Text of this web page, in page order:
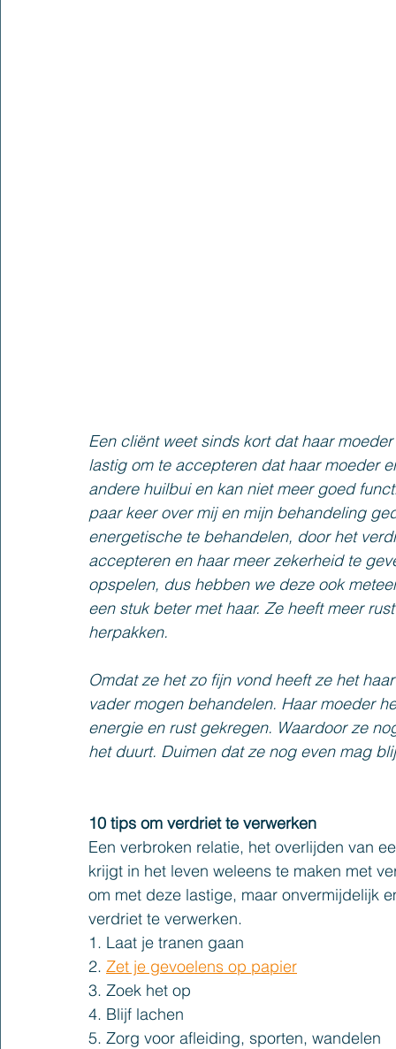
Een cliënt weet sinds kort dat haar
lastig om te accepteren dat haar moeder
andere huilbui en kan niet meer goed
paar keer over mij en mijn behandeling
energetische te behandelen, door het
accepteren en haar meer zekerheid te
opspelen, dus hebben we deze ook
een stuk beter met haar. Ze heeft meer
herpakken.
Omdat ze het zo fijn vond heeft ze het
vader mogen behandelen. Haar moeder
energie en rust gekregen. Waardoor ze
het duurt. Duimen dat ze nog even mag
10 tips om verdriet te verwerken
Een verbroken relatie, het overlijden van
krijgt in het leven weleens te maken met
om met deze lastige, maar onvermijdelijk
verdriet te verwerken.
1. Laat je tranen gaan
2. Zet je gevoelens op papier
3. Zoek het op
4. Blijf lachen
5. Zorg voor afleiding, sporten, wandelen